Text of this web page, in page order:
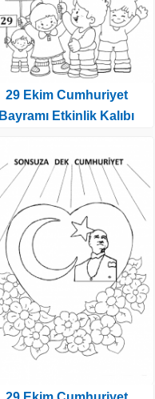
29 Ekim Cumhuriyet
Bayramı Etkinlik Kalıbı